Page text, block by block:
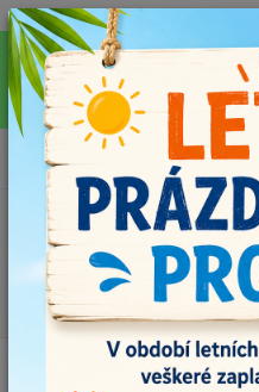
Pro rychlejší vyřízení Vašich
email info@i-prize.cz. Děkujeme.
NEVYŘIZUJEME ŽÁDNÉ
11.8.
+420704179566
Alize Diva 622,